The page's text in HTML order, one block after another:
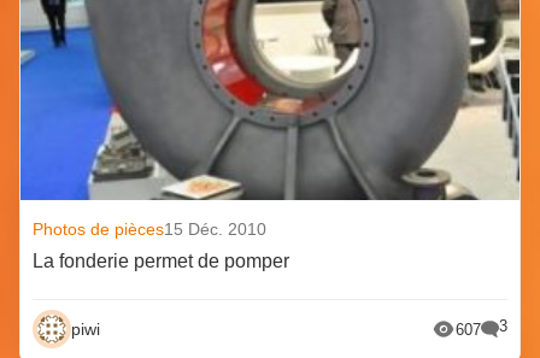
Photos de pièces15 Déc. 2010
La fonderie permet de pomper
piwi 607 3